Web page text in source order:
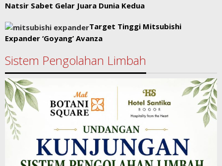
Natsir Sabet Gelar Juara Dunia Kedua
Target Tinggi Mitsubishi
Expander ‘Goyang’ Avanza
Sistem Pengolahan Limbah